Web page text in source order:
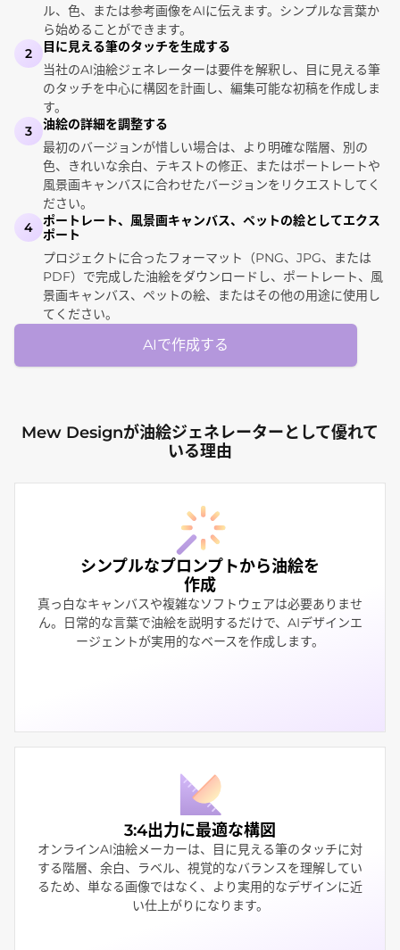
ル、色、または参考画像をAIに伝えます。シンプルな言葉か
ら始めることができます。
2
目に見える筆のタッチを生成する
当社のAI油絵ジェネレーターは要件を解釈し、目に見える筆
のタッチを中心に構図を計画し、編集可能な初稿を作成しま
す。
3
油絵の詳細を調整する
最初のバージョンが惜しい場合は、より明確な階層、別の
色、きれいな余白、テキストの修正、またはポートレートや
風景画キャンバスに合わせたバージョンをリクエストしてく
ださい。
4
ポートレート、風景画キャンバス、ペットの絵としてエクス
ポート
プロジェクトに合ったフォーマット（PNG、JPG、または
PDF）で完成した油絵をダウンロードし、ポートレート、風
景画キャンバス、ペットの絵、またはその他の用途に使用し
てください。
AIで作成する
Mew Designが油絵ジェネレーターとして優れて
いる理由
シンプルなプロンプトから油絵を
作成
真っ白なキャンバスや複雑なソフトウェアは必要ありませ
ん。日常的な言葉で油絵を説明するだけで、AIデザインエ
ージェントが実用的なベースを作成します。
3:4出力に最適な構図
オンラインAI油絵メーカーは、目に見える筆のタッチに対
する階層、余白、ラベル、視覚的なバランスを理解してい
るため、単なる画像ではなく、より実用的なデザインに近
い仕上がりになります。